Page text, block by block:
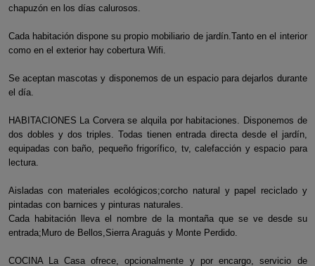
chapuzón en los días calurosos.
Cada habitación dispone su propio mobiliario de jardín.Tanto en el interior
como en el exterior hay cobertura Wifi.
Se aceptan mascotas y disponemos de un espacio para dejarlos durante
el día.
HABITACIONES La Corvera se alquila por habitaciones. Disponemos de
dos dobles y dos triples. Todas tienen entrada directa desde el jardín,
equipadas con baño, pequeño frigorífico, tv, calefacción y espacio para
lectura.
Aisladas con materiales ecológicos;corcho natural y papel reciclado y
pintadas con barnices y pinturas naturales.
Cada habitación lleva el nombre de la montaña que se ve desde su
entrada;Muro de Bellos,Sierra Araguás y Monte Perdido.
COCINA La Casa ofrece, opcionalmente y por encargo, servicio de